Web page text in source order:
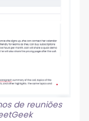
de reuniões